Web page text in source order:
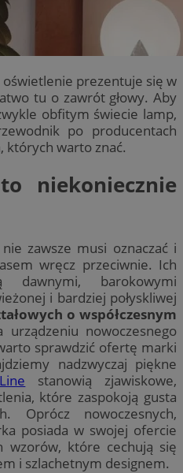
prezentuje się w
tu o zawrót głowy. Aby
obfitym świecie lamp,
po producentach
których warto znać.
niekoniecznie
zawsze musi oznaczać i
wręcz przeciwnie. Ich
barokowymi
i bardziej połyskliwej
o współczesnym
nowoczesnego
sprawdzić ofertę marki
nadzwyczaj piękne
stanowią zjawiskowe,
które zaspokoją gusta
Oprócz nowoczesnych,
posiada w swojej ofercie
wzorów, które cechują się
i szlachetnym designem.